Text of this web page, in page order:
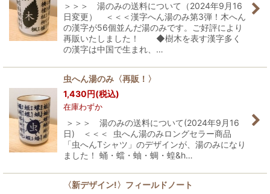
＞＞＞ 湯のみの送料について（2024年9月16
日変更） ＜＜＜漢字へん湯のみ第3弾！木へん
の漢字が56個並んだ湯のみです。ご好評により
再販いたしました！ ◆樹木を表す漢字多く
の漢字は中国で生まれ、…
虫へん湯のみ〈再販！〉
1,430円(税込)
在庫わずか
＞＞＞ 湯のみの送料について(2024年9月16
日) ＜＜＜ 虫へん湯のみロングセラー商品
「虫へんTシャツ」のデザインが、湯のみになり
ました！ 蛹・蟷・蚰・蜩・蝗&h…
〈新デザイン!〉フィールドノート